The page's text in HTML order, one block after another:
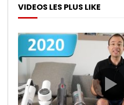
VIDEOS LES PLUS LIKE